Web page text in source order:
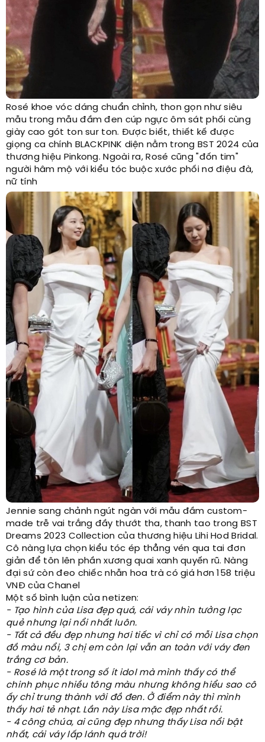
Rosé khoe vóc dáng chuẩn chỉnh, thon gọn như siêu
mẫu trong mẫu đầm đen cúp ngực ôm sát phối cùng
giày cao gót ton sur ton. Được biết, thiết kế được
giọng ca chính BLACKPINK diện nằm trong BST 2024 của
thương hiệu Pinkong. Ngoài ra, Rosé cũng "đốn tim"
người hâm mộ với kiểu tóc buộc xước phối nơ điệu đà,
nữ tính
Jennie sang chảnh ngút ngàn với mẫu đầm custom-
made trễ vai trắng đầy thướt tha, thanh tao trong BST
Dreams 2023 Collection của thương hiệu Lihi Hod Bridal.
Cô nàng lựa chọn kiểu tóc ép thẳng vén qua tai đơn
giản để tôn lên phần xương quai xanh quyến rũ. Nàng
đại sứ còn đeo chiếc nhẫn hoa trà có giá hơn 158 triệu
VNĐ của Chanel
Một số bình luận của netizen:
- Tạo hình của Lisa đẹp quá, cái váy nhìn tưởng lạc
quẻ nhưng lại nổi nhất luôn.
- Tất cả đều đẹp nhưng hơi tiếc vì chỉ có mỗi Lisa chọn
đồ màu nổi, 3 chị em còn lại vẫn an toàn với váy đen
trắng cơ bản.
- Rosé là một trong số ít idol mà mình thấy có thể
chinh phục nhiều tông màu nhưng không hiểu sao cô
ấy chỉ trung thành với đồ đen. Ở điểm này thì mình
thấy hơi tẻ nhạt. Lần này Lisa mặc đẹp nhất rồi.
- 4 công chúa, ai cũng đẹp nhưng thấy Lisa nổi bật
nhất, cái váy lấp lánh quá trời!